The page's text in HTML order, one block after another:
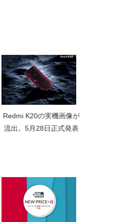
Redmi K20の実機画像が
流出。5月28日正式発表